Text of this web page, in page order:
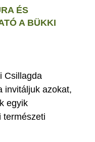
ÉS
A BÜKKI
Csillagda
invitáljuk azokat,
egyik
természeti